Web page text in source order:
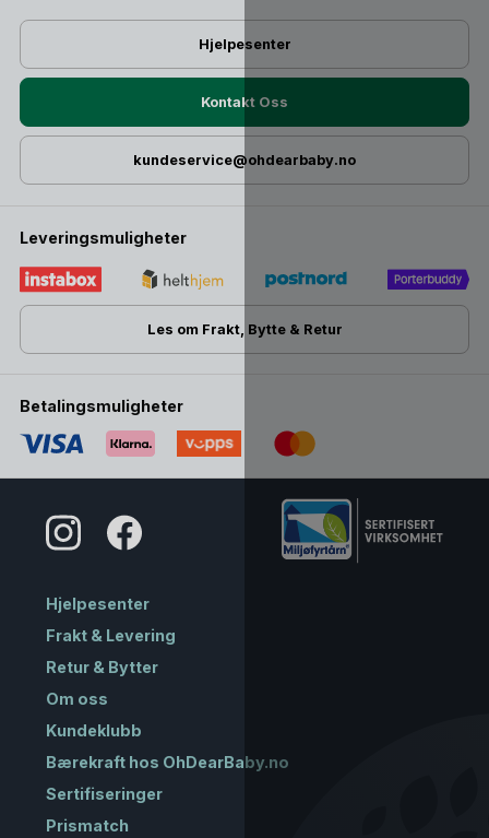
Hjelpesenter
Kontakt Oss
kundeservice@ohdearbaby.no
Leveringsmuligheter
Les om Frakt, Bytte & Retur
Betalingsmuligheter
Hjelpesenter
Frakt & Levering
Retur & Bytter
Om oss
Kundeklubb
Bærekraft hos OhDearBaby.no
Sertifiseringer
Prismatch